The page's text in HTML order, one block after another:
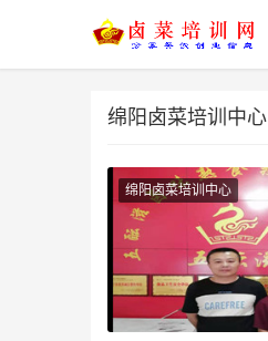
绵阳卤菜培训中心
绵阳卤菜培训中心